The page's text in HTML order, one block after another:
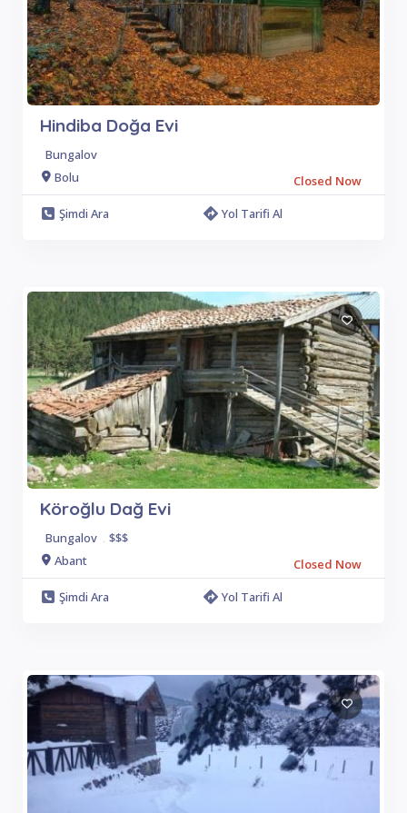
Hindiba Doğa Evi
Bungalov
Bolu
Closed Now
Şimdi Ara
Yol Tarifi Al
Köroğlu Dağ Evi
Bungalov . $$$
Abant
Closed Now
Şimdi Ara
Yol Tarifi Al